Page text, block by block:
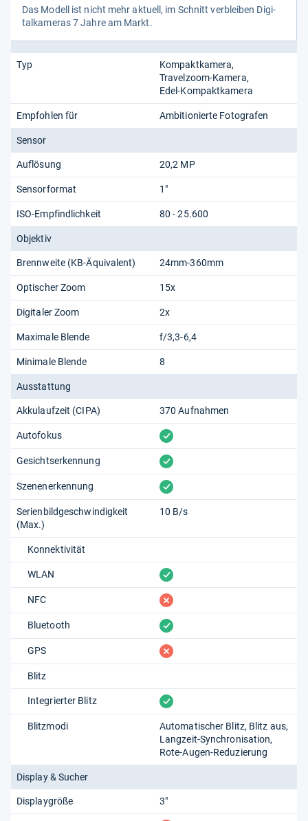
Das Modell ist nicht mehr aktu­ell, im Schnitt ver­blei­ben Digi­
tal­ka­me­ras 7 Jahre am Markt.
Typ
Kompaktkamera
Travelzoom-Kamera
Edel-Kompaktkamera
Empfohlen für Ambitionierte Fotografen
Sensor
Auflösung 20,2 MP
Sensorformat 1"
ISO-Empfindlichkeit 80 - 25.600
Objektiv
Brennweite (KB-Äquivalent) 24mm-360mm
Optischer Zoom 15x
Digitaler Zoom 2x
Maximale Blende f/3,3-6,4
Minimale Blende 8
Ausstattung
Akkulaufzeit (CIPA) 370 Aufnahmen
Autofokus vorhanden
Gesichtserkennung vorhanden
Szenenerkennung vorhanden
Serienbildgeschwindigkeit
(Max.)
10 B/s
Konnektivität
WLAN vorhanden
NFC fehlt
Bluetooth vorhanden
GPS fehlt
Blitz
Integrierter Blitz vorhanden
Blitzmodi Automatischer Blitz Blitz aus
Langzeit-Synchronisation
Rote-Augen-Reduzierung
Display & Sucher
Displaygröße 3"